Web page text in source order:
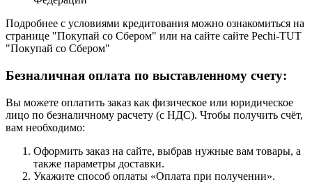
Подробнее с условиями кредитования можно ознакомиться на
странице "Покупай со Сбером" или на сайте сайте Pechi-TUT
"Покупай со Сбером"
Безналичная оплата по выставленному счету:
Вы можете оплатить заказ как физическое или юридическое
лицо по безналичному расчету (с НДС). Чтобы получить счёт,
вам необходимо:
Оформить заказ на сайте, выбрав нужные вам товары, а
также параметры доставки.
Укажите способ оплаты «Оплата при получении».